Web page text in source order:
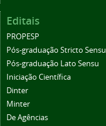
Editais
PROPESP
Pós-graduação Stricto Sensu
Pós-graduação Lato Sensu
Iniciação Científica
Dinter
Minter
De Agências